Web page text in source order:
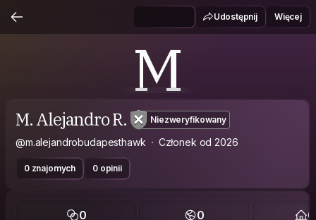
Udostępnij Więcej
M
M. Alejandro R. Niezweryfikowany
@m.alejandrobudapesthawk Członek od 2026
0 znajomych 0 opinii
0 0 0